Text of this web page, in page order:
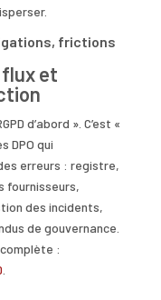
frictions
et
d’abord ». C’est «
DPO qui
erreurs : registre,
fournisseurs,
des incidents,
de gouvernance.
: